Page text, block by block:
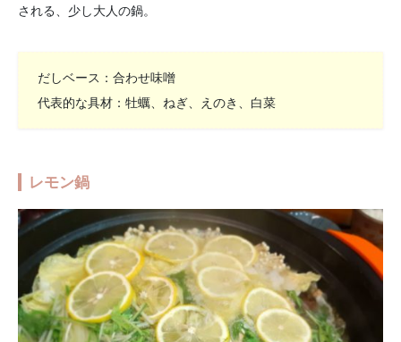
される、少し大人の鍋。
だしベース：合わせ味噌
代表的な具材：牡蠣、ねぎ、えのき、白菜
レモン鍋